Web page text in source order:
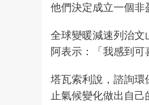
他們決定成立一個非
全球變暖減速列治文
阿表示：「我感到可
塔瓦索利說，諮詢環
止氣候變化做出自己